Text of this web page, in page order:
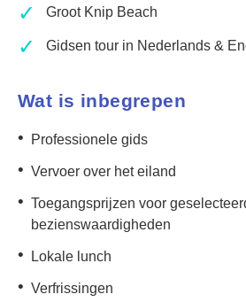
✓ Groot Knip Beach
✓ Gidsen tour in Nederlands &
Wat is inbegrepen
• Professionele gids
• Vervoer over het eiland
• Toegangsprijzen voor
bezienswaardigheden
• Lokale lunch
• Verfrissingen